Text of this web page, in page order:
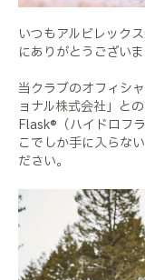
いつもアルビレック
にありがとうございま
当クラブのオフィシ
ョナル株式会社」と
Flask®︎（ハイドロフ
こでしか手に入らな
ださい。